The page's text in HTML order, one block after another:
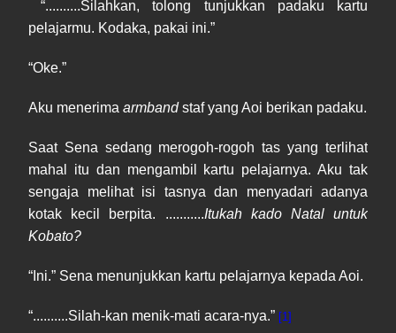
“..........Silahkan, tolong tunjukkan padaku kartu
pelajarmu. Kodaka, pakai ini.”
“Oke.”
Aku menerima armbandstaf yang Aoi berikan padaku.
Saat Sena sedang merogoh-rogoh tas yang terlihat
mahal itu dan mengambil kartu pelajarnya. Aku tak
sengaja melihat isi tasnya dan menyadari adanya
kotak kecil berpita. ...........Itukah kado Natal untuk
Kobato?
“Ini.” Sena menunjukkan kartu pelajarnya kepada Aoi.
“..........Silah-kan menik-mati acara-nya.” [1]